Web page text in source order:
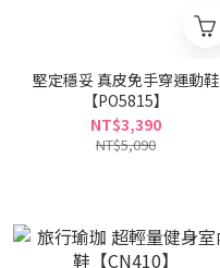
堅定穩妥 真皮免手穿運動鞋
【PO5815】
NT$3,390
NT$5,090